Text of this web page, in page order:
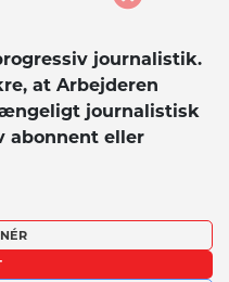
på dette website. Hvis
muligheder påjournalistik.
at Arbejderen
journalistisk
abonnent eller
rettigheder forbeholdes.